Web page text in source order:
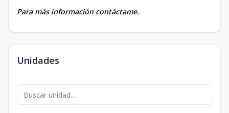
Para más información contáctame.
Unidades